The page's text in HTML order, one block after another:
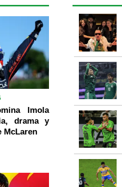
Imola
drama y
McLaren